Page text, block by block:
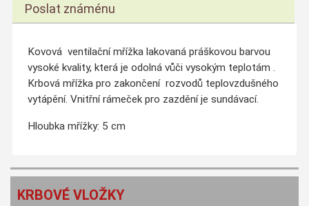
Poslat známénu
Kovová ventilační mřížka lakovaná práškovou barvou
vysoké kvality, která je odolná vůči vysokým teplotám .
Krbová mřížka pro zakončení rozvodů teplovzdušného
vytápění. Vnitřní rámeček pro zazdění je sundávací.
Hloubka mřížky: 5 cm
KRBOVÉ VLOŽKY